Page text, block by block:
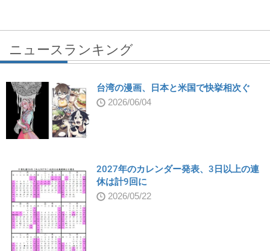
ニュースランキング
台湾の漫画、日本と米国で快挙相次ぐ
2026/06/04
2027年のカレンダー発表、3日以上の連
休は計9回に
2026/05/22